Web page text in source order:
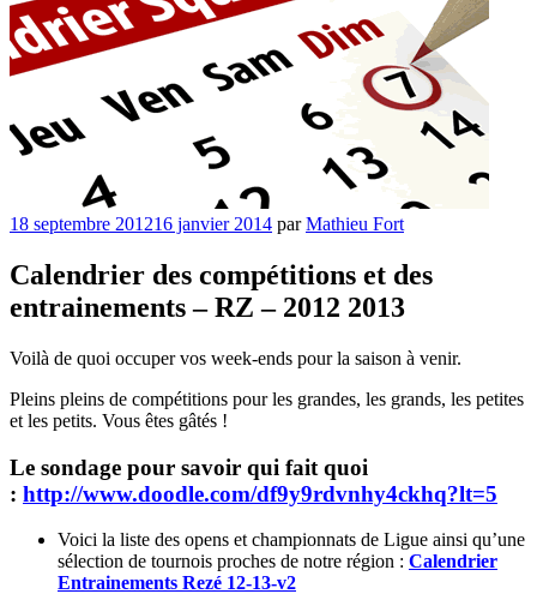
Publié
18 septembre 201216 janvier 2014 parMathieu Fort
Calendrier des compétitions et des
entrainements – RZ – 2012 2013
Voilà de quoi occuper vos week-ends pour la saison à venir.
Pleins pleins de compétitions pour les grandes, les grands, les petites
et les petits. Vous êtes gâtés !
Le sondage pour savoir qui fait quoi
: http://www.doodle.com/df9y9rdvnhy4ckhq?lt=5
Voici la liste des opens et championnats de Ligue ainsi qu’une
sélection de tournois proches de notre région : Calendrier
Entrainements Rezé 12-13-v2